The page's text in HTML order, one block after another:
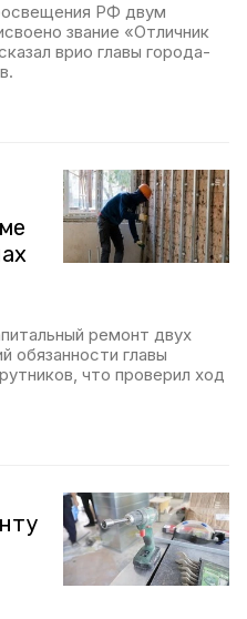
РФ двум
звание «Отличник
врио главы города-
ремонт двух
обязанности главы
что проверил ход